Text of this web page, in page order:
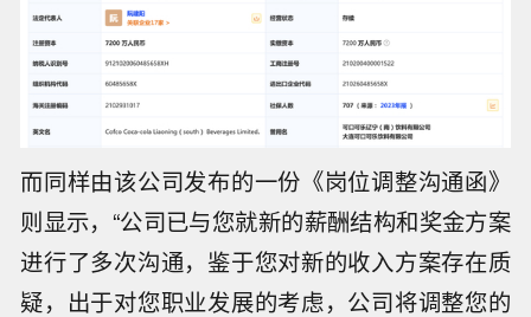
而同样由该公司发布的一份《岗位调整沟通函》
则显示，“公司已与您就新的薪酬结构和奖金方案
进行了多次沟通，鉴于您对新的收入方案存在质
疑，出于对您职业发展的考虑，公司将调整您的